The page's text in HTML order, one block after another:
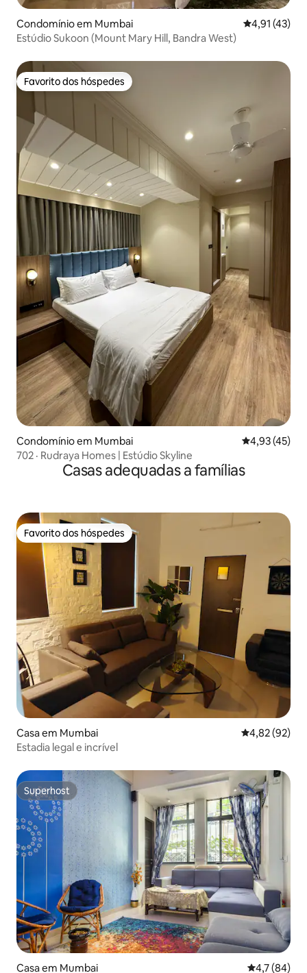
Condomínio em Mumbai
4,91 (43)
Estúdio Sukoon (Mount Mary Hill, Bandra West)
Favorito dos hóspedes
Favorito dos hóspedes
Condomínio em Mumbai Classificação
4,93 (45)
702 · Rudraya Homes | Estúdio Skyline
Casas adequadas a famílias
Favorito dos hóspedes
Favorito dos hóspedes
Casa em Mumbai Classificação
4,82 (92)
Estadia legal e incrível
Superhost
Superhost
Casa em Mumbai 4,7 (84)